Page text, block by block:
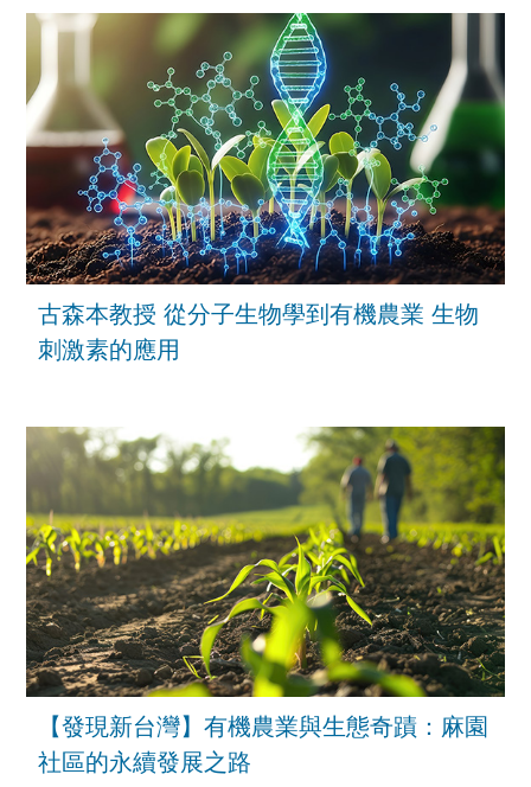
古森本教授 從分子生物學到有機農業 生物
刺激素的應用
【發現新台灣】有機農業與生態奇蹟：麻園
社區的永續發展之路